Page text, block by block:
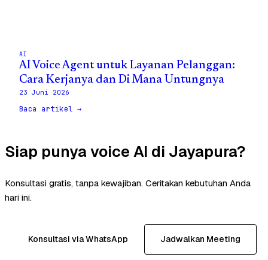
AI
AI Voice Agent untuk Layanan Pelanggan:
Cara Kerjanya dan Di Mana Untungnya
23 Juni 2026
Baca artikel →
Siap punya voice AI di Jayapura?
Konsultasi gratis, tanpa kewajiban. Ceritakan kebutuhan Anda
hari ini.
Konsultasi via WhatsApp Jadwalkan Meeting